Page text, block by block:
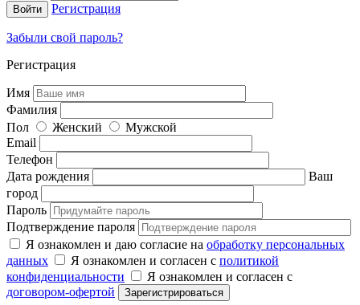
Регистрация
Забыли свой пароль?
Регистрация
Имя
Фамилия
Пол
Женский
Мужской
Email
Телефон
Дата рождения
Ваш
город
Пароль
Подтверждение пароля
Я ознакомлен и даю согласие на обработку персональных
данных
Я ознакомлен и согласен с политикой
конфиденциальности
Я ознакомлен и согласен с
договором-офертой